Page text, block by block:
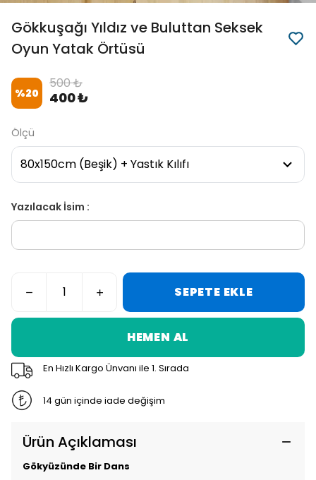
Gökkuşağı Yıldız ve Buluttan Seksek
Oyun Yatak Örtüsü
%20
500 ₺
400 ₺
Ölçü
Yazılacak İsim :
SEPETE EKLE
HEMEN AL
En Hızlı Kargo Ünvanı ile 1. Sırada
14 gün içinde iade değişim
Ürün Açıklaması
Gökyüzünde Bir Dans